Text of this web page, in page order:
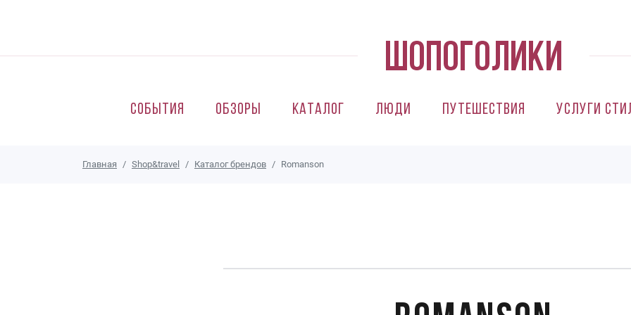
События Обзоры Каталог Люди Путешествия Услуги
Главная Shop&travel Каталог брендов Romanson